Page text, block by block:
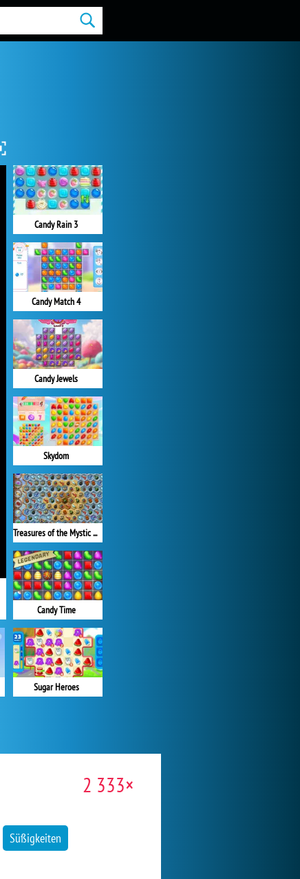
Candy Rain 3
Candy Match 4
Candy Jewels
Skydom
Treasures of the Mystic Sea
Candy Time
Sugar Heroes
2 333×
Süßigkeiten